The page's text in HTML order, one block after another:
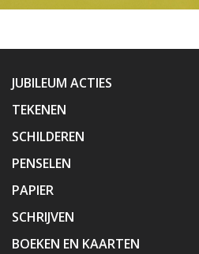
JUBILEUM ACTIES
TEKENEN
SCHILDEREN
PENSELEN
PAPIER
SCHRIJVEN
BOEKEN EN KAARTEN